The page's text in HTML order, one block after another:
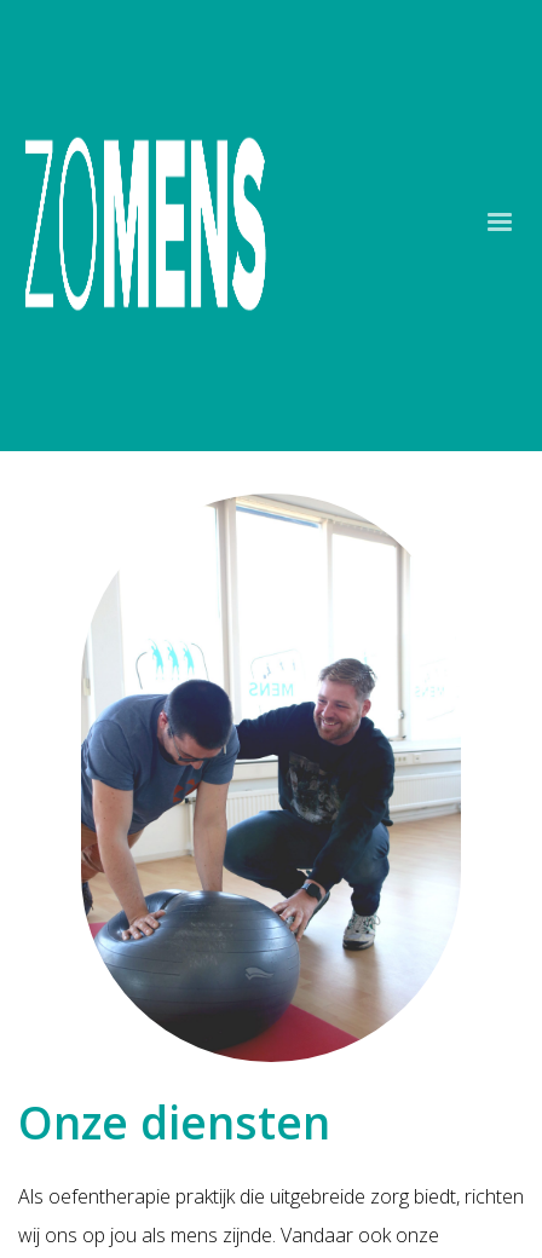
Onze diensten
Als oefentherapie praktijk die uitgebreide zorg biedt, richten
wij ons op jou als mens zijnde. Vandaar ook onze